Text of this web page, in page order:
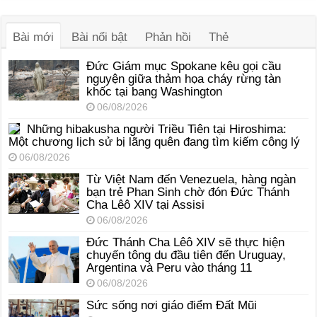
Bài mới Bài nổi bật Phản hồi Thẻ
Đức Giám mục Spokane kêu gọi cầu
nguyện giữa thảm họa cháy rừng tàn
khốc tại bang Washington
06/08/2026
Những hibakusha người Triều Tiên tại Hiroshima:
Một chương lịch sử bị lãng quên đang tìm kiếm công lý
06/08/2026
Từ Việt Nam đến Venezuela, hàng ngàn
bạn trẻ Phan Sinh chờ đón Đức Thánh
Cha Lêô XIV tại Assisi
06/08/2026
Đức Thánh Cha Lêô XIV sẽ thực hiện
chuyến tông du đầu tiên đến Uruguay,
Argentina và Peru vào tháng 11
06/08/2026
Sức sống nơi giáo điểm Đất Mũi